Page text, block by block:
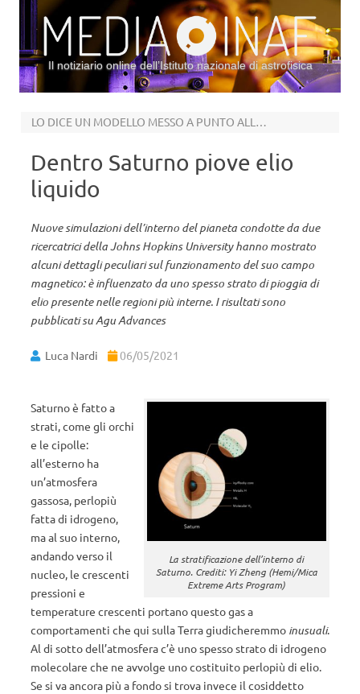
Il notiziario online dell’Istituto nazionale di astrofisica
LO DICE UN MODELLO MESSO A PUNTO ALLA JOHNS HOPKINS UNIVERSITY
Dentro Saturno piove elio
liquido
Nuove simulazioni dell’interno del pianeta condotte da due
ricercatrici della Johns Hopkins University hanno mostrato
alcuni dettagli peculiari sul funzionamento del suo campo
magnetico: è influenzato da uno spesso strato di pioggia di
elio presente nelle regioni più interne. I risultati sono
pubblicati su Agu Advances
Luca Nardi 06/05/2021
La stratificazione dell’interno di
Saturno. Crediti: Yi Zheng (Hemi/Mica
Extreme Arts Program)
Saturno è fatto a
strati, come gli orchi
e le cipolle:
all’esterno ha
un’atmosfera
gassosa, perlopiù
fatta di idrogeno,
ma al suo interno,
andando verso il
nucleo, le crescenti
pressioni e
temperature crescenti portano questo gas a
comportamenti che qui sulla Terra giudicheremmo inusuali.
Al di sotto dell’atmosfera c’è uno spesso strato di idrogeno
molecolare che ne avvolge uno costituito perlopiù di elio.
Se si va ancora più a fondo si trova invece il cosiddetto